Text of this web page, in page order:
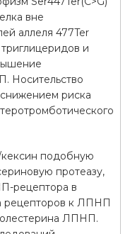
вне
аллеля 477Ter
и
Носительство
риска
кексин подобную
протеазу,
рецептора в
рецепторов к ЛПНП
ЛПНП.